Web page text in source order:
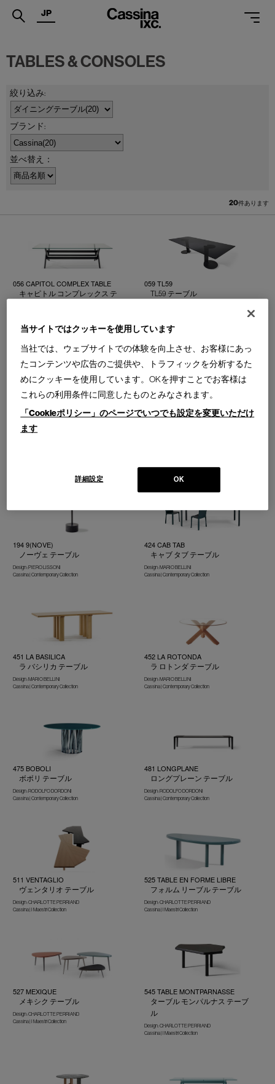
.
SERVICES
PROJECTS
MAGAZINE
SUPPORT
PROFESSIONAL
JP
TABLES & CONSOLES
並べ替え：
20件あります
056 CAPITOL COMPLEX TABLE
キャピトル コンプレックス テ
JEANNERET
Cassina | Contemporary Collection
059 TL59
TL59 テーブル
10 TABLE EN TUBE
ターブル アン テューブ テーブ
ル／ローテーブル
149 TREFLO
194 9(NOVE)
ノーヴェ テーブル
Design : PIERO LISSONI
Cassina | Contemporary Collection
424 CAB TAB
キャブ タブ テーブル
Design : MARIO BELLINI
Cassina | Contemporary Collection
451 LA BASILICA
ラ バシリカ テーブル
Design : MARIO BELLINI
Cassina | Contemporary Collection
452 LA ROTONDA
ラ ロトンダ テーブル
Design : MARIO BELLINI
Cassina | Contemporary Collection
475 BOBOLI
ボボリ テーブル
Design : RODOLFO DORDONI
Cassina | Contemporary Collection
481 LONGPLANE
ロングプレーン テーブル
Design : RODOLFO DORDONI
Cassina | Contemporary Collection
511 VENTAGLIO
ヴェンタリオ テーブル
Design : CHARLOTTE PERRIAND
Cassina | I Maestri Collection
525 TABLE EN FORME LIBRE
フォルム リーブル テーブル
Design : CHARLOTTE PERRIAND
Cassina | I Maestri Collection
527 MEXIQUE
メキシク テーブル
Design : CHARLOTTE PERRIAND
Cassina | I Maestri Collection
545 TABLE MONTPARNASSE
ターブル モンパルナス テーブ
ル
Design : CHARLOTTE PERRIAND
Cassina | I Maestri Collection
当サイトではクッキーを使用しています
当社では、ウェブサイトでの体験を向上させ、お客様にあっ
たコンテンツや広告のご提供や、トラフィックを分析するた
めにクッキーを使用しています。OKを押すことでお客様は
これらの利用条件に同意したものとみなされます。
「Cookieポリシー」のページでいつでも設定を変更いただけ
ます
OK
詳細設定